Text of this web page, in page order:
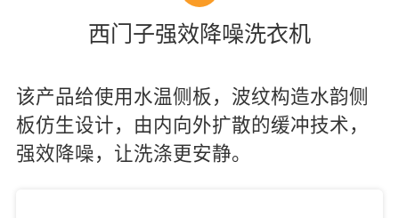
西门子强效降噪洗衣机
该产品给使用水温侧板，波纹构造水韵侧
板仿生设计，由内向外扩散的缓冲技术，
强效降噪，让洗涤更安静。